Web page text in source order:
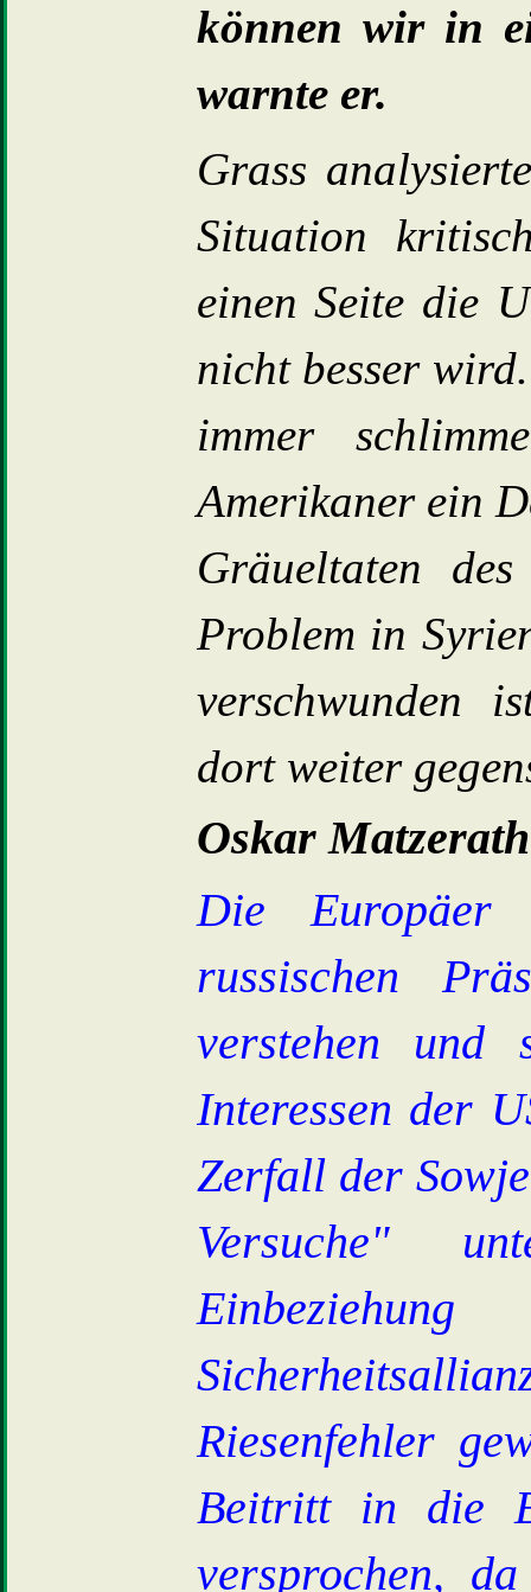
können wir in
warnte er.
Grass
Situation
einen Seite die
nicht besser
immer
Amerikaner ein
Gräueltaten
Problem in
verschwunden
dort weiter
Oskar
Die
russischen
verstehen
Interessen der
Zerfall der
Versuche"
Riesenfehler
Beitritt in die
versprochen,